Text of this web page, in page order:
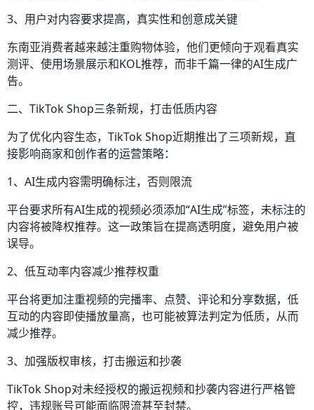
3、用户对内容要求提高，真实性和创意成关键
东南亚消费者越来越注重购物体验，他们更倾向于观看真实
测评、使用场景展示和KOL推荐，而非千篇一律的AI生成广
告。
二、TikTok Shop三条新规，打击低质内容
为了优化内容生态，TikTok Shop近期推出了三项新规，直
接影响商家和创作者的运营策略：
1、AI生成内容需明确标注，否则限流
平台要求所有AI生成的视频必须添加“AI生成”标签，未标注的
内容将被降权推荐。这一政策旨在提高透明度，避免用户被
误导。
2、低互动率内容减少推荐权重
平台将更加注重视频的完播率、点赞、评论和分享数据，低
互动的内容即使播放量高，也可能被算法判定为低质，从而
减少推荐。
3、加强版权审核，打击搬运和抄袭
TikTok Shop对未经授权的搬运视频和抄袭内容进行严格管
控，违规账号可能面临限流甚至封禁。